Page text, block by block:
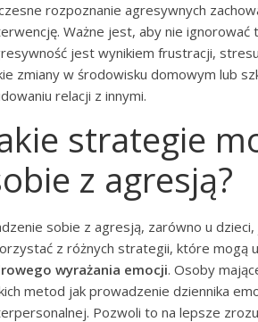
rozpoznanie agresywnych
Ważne jest, aby nie ignorować
jest wynikiem frustracji,
zmiany w środowisku domowym lub
relacji z innymi.
strategie
z agresją?
sobie z agresją, zarówno u
z różnych strategii, które mogą
wyrażania emocji. Osoby
metod jak prowadzenie dziennika
Pozwoli to na lepsze